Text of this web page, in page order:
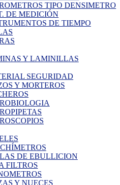
TIPO DENSIMETRO
DE MEDICIÓN
DE TIEMPO
Y LAMINILLAS
SEGURIDAD
Y MORTEROS
DE EBULLICION
FILTROS
Y NUECES